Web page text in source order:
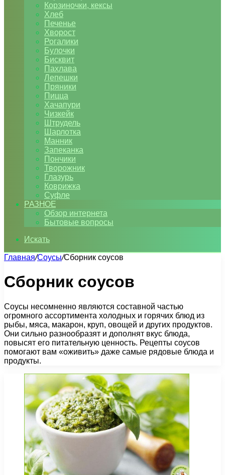
Корзиночки, кексы
Хлеб
Печенье
Хворост
Рогалики
Булочки
Бисквит
Пахлава
Лепешки
Пряники
Пицца
Хачапури
Чизкейк
Штрудель
Шарлотка
Манник
Запеканка
Пончики
Творожник
Глазурь
Коврижка
Суфле
РАЗНОЕ
Обзор интернета
Бытовые вопросы
Искать
Главная/Соусы/Сборник соусов
Сборник соусов
Соусы несомненно являются составной частью
огромного ассортимента холодных и горячих блюд из
рыбы, мяса, макарон, круп, овощей и других продуктов.
Они сильно разнообразят и дополнят вкус блюда,
повысят его питательную ценность. Рецепты соусов
помогают вам «оживить» даже самые рядовые блюда и
продукты.